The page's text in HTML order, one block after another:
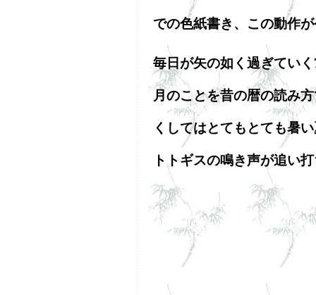
での色紙書き、この動作
毎日が矢の如く過ぎてい
月のことを昔の暦の読み
くしてはとてもとても暑
トトギスの鳴き声が追い